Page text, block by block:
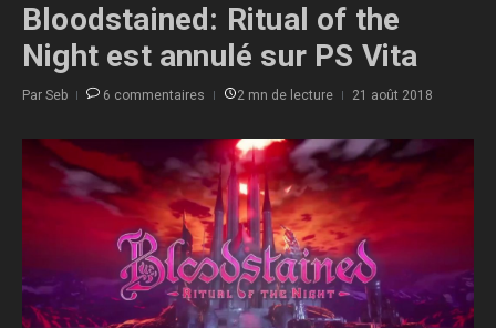
Bloodstained: Ritual of the
Night est annulé sur PS Vita
Par Seb 6 commentaires 2 mn de lecture 21 août 2018